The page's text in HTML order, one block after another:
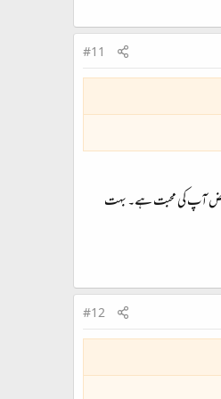
#11
محض آپ کی محبت ہے۔ بہت
#12